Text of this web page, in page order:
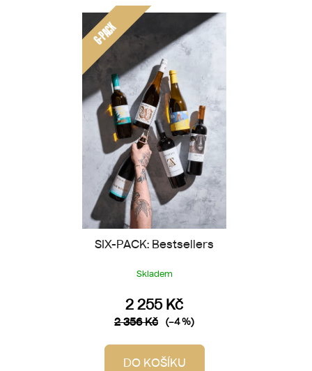
6-PACK
SIX-PACK: Bestsellers
Skladem
2 255 Kč
2 356 Kč (–4 %)
DO KOŠÍKU